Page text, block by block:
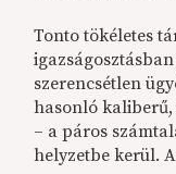
Tonto tökéletes
szerencsétlen
hasonló
– a páros
helyzetbe kerül.